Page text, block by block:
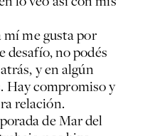
mí me gusta por
desafío, no podés
y en algún
Hay compromiso y
relación.
de Mar del